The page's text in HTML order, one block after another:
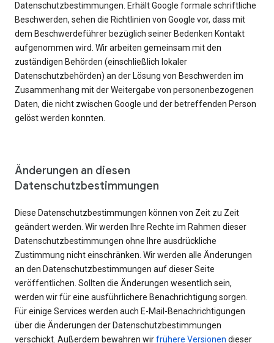
Datenschutzbestimmungen. Erhält Google formale schriftliche
Beschwerden, sehen die Richtlinien von Google vor, dass mit
dem Beschwerdeführer bezüglich seiner Bedenken Kontakt
aufgenommen wird. Wir arbeiten gemeinsam mit den
zuständigen Behörden (einschließlich lokaler
Datenschutzbehörden) an der Lösung von Beschwerden im
Zusammenhang mit der Weitergabe von personenbezogenen
Daten, die nicht zwischen Google und der betreffenden Person
gelöst werden konnten.
Änderungen an diesen
Datenschutzbestimmungen
Diese Datenschutzbestimmungen können von Zeit zu Zeit
geändert werden. Wir werden Ihre Rechte im Rahmen dieser
Datenschutzbestimmungen ohne Ihre ausdrückliche
Zustimmung nicht einschränken. Wir werden alle Änderungen
an den Datenschutzbestimmungen auf dieser Seite
veröffentlichen. Sollten die Änderungen wesentlich sein,
werden wir für eine ausführlichere Benachrichtigung sorgen.
Für einige Services werden auch E-Mail-Benachrichtigungen
über die Änderungen der Datenschutzbestimmungen
verschickt. Außerdem bewahren wirfrühere Versionen dieser